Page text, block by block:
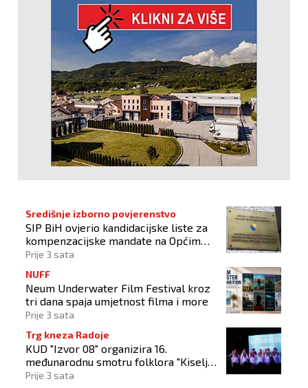
Središnje izborno povjerenstvo
SIP BiH ovjerio kandidacijske liste za
kompenzacijske mandate na Općim
izborima 2026
Prije 3 sata
NUFF
Neum Underwater Film Festival kroz
tri dana spaja umjetnost filma i more
Prije 3 sata
Trg kneza Radoje
KUD "Izvor 08" organizira 16.
međunarodnu smotru folklora "Kiseljak
2026"
Prije 3 sata